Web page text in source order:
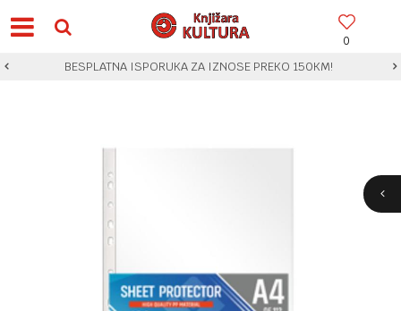
0
BESPLATNA ISPORUKA ZA IZNOSE PREKO 150KM!